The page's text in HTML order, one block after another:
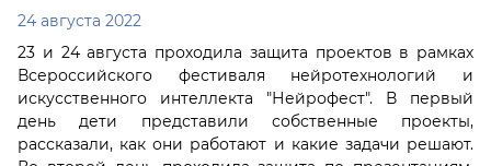
24 августа 2022
23 и 24 августа проходила защита проектов в рамках
Всероссийского фестиваля нейротехнологий и
искусственного интеллекта "Нейрофест". В первый
день дети представили собственные проекты,
рассказали, как они работают и какие задачи решают.